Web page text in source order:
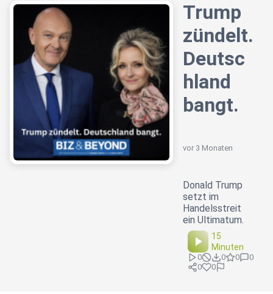
Trump
zündelt.
Deutsc
hland
bangt.
vor 3 Monaten
Donald Trump
setzt im
Handelsstreit
ein Ultimatum.
15
Minuten
0 0 0
0
0
0